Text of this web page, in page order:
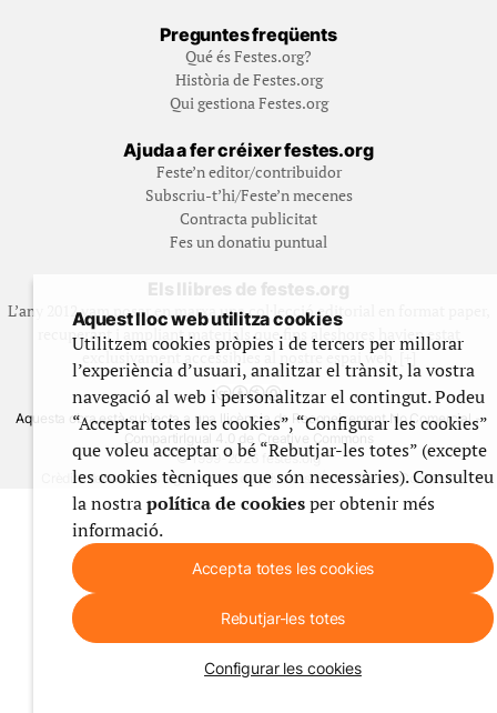
Preguntes freqüents
Qué és Festes.org?
Història de Festes.org
Qui gestiona Festes.org
Ajuda a fer créixer festes.org
Feste’n editor/contribuidor
Subscriu-t’hi/Feste’n mecenes
Contracta publicitat
Fes un donatiu puntual
Els llibres de festes.org
L’any 2012 vam posar en marxa una col·lecció editorial en format paper,
recuperant i ampliant materials que fins aleshores havien estat
exclusivament accessibles al nostre espai web. [+]
Aquesta obra està subjecta a una llicència de Reconeixement No Comercial -
CompartirIgual 4.0 de Creative Commons
© 1999-2026 festes.org
Crèdits del webAvís legalPolítica de privadesaÚs de galetesContacte
Aquest lloc web utilitza cookies
Utilitzem cookies pròpies i de tercers per millorar
l’experiència d’usuari, analitzar el trànsit, la vostra
navegació al web i personalitzar el contingut. Podeu
“Acceptar totes les cookies”, “Configurar les cookies”
que voleu acceptar o bé “Rebutjar-les totes” (excepte
les cookies tècniques que són necessàries). Consulteu
la nostrapolítica de cookiesper obtenir més
informació.
Accepta totes les cookies
Rebutjar-les totes
Configurar les cookies